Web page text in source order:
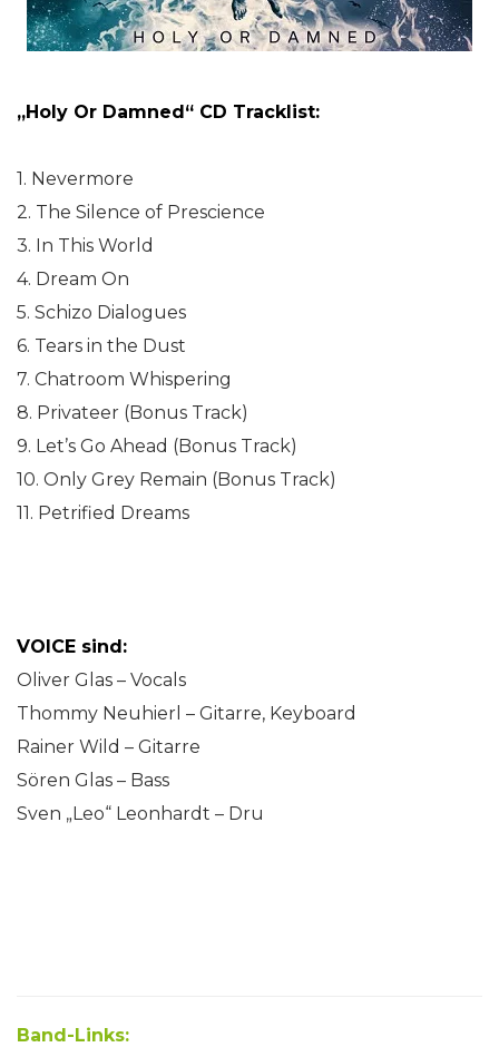
„Holy Or Damned“ CD Tracklist:
1. Nevermore
2. The Silence of Prescience
3. In This World
4. Dream On
5. Schizo Dialogues
6. Tears in the Dust
7. Chatroom Whispering
8. Privateer (Bonus Track)
9. Let’s Go Ahead (Bonus Track)
10. Only Grey Remain (Bonus Track)
11. Petrified Dreams
VOICE sind:
Oliver Glas – Vocals
Thommy Neuhierl – Gitarre, Keyboard
Rainer Wild – Gitarre
Sören Glas – Bass
Sven „Leo“ Leonhardt – Dru
Band-Links: